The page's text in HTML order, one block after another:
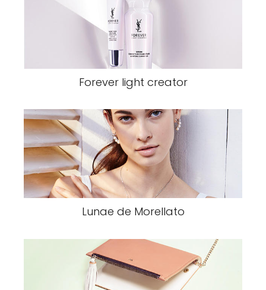
Forever light creator
Lunae de Morellato